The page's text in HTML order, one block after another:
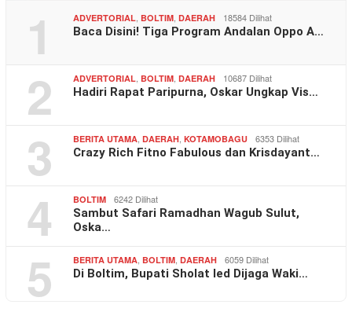
1 ADVERTORIAL BOLTIM DAERAH 18584 Dilihat
Baca Disini! Tiga Program Andalan Oppo A…
2 ADVERTORIAL BOLTIM DAERAH 10687 Dilihat
Hadiri Rapat Paripurna, Oskar Ungkap Vis…
3 BERITA UTAMA DAERAH KOTAMOBAGU 6353 Dilihat
Crazy Rich Fitno Fabulous dan Krisdayant…
4 BOLTIM 6242 Dilihat
Sambut Safari Ramadhan Wagub Sulut,
Oska…
5 BERITA UTAMA BOLTIM DAERAH 6059 Dilihat
Di Boltim, Bupati Sholat Ied Dijaga Waki…